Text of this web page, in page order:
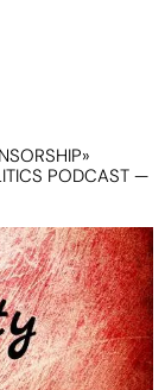
PODCAST —